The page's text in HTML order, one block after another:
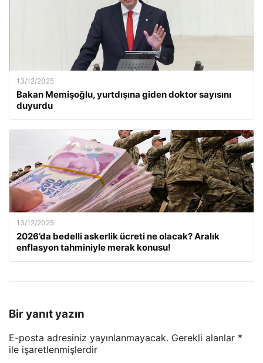
13/12/2025
Bakan Memişoğlu, yurtdışına giden doktor sayısını
duyurdu
13/12/2025
2026’da bedelli askerlik ücreti ne olacak? Aralık
enflasyon tahminiyle merak konusu!
Bir yanıt yazın
E-posta adresiniz yayınlanmayacak. Gerekli alanlar *
ile işaretlenmişlerdir